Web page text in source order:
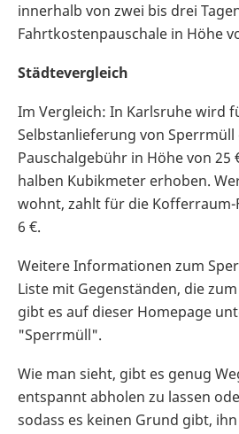
innerhalb von zwei bis drei
Fahrtkostenpauschale in Höhe
Städtevergleich
Im Vergleich: In Karlsruhe wird
Selbstanlieferung von Sperrmüll
Pauschalgebühr in Höhe von 25
halben Kubikmeter erhoben.
wohnt, zahlt für die Kofferraum-
6 €.
Weitere Informationen zum
Liste mit Gegenständen, die
gibt es auf dieser Homepage
"Sperrmüll".
Wie man sieht, gibt es genug
entspannt abholen zu lassen
sodass es keinen Grund gibt,